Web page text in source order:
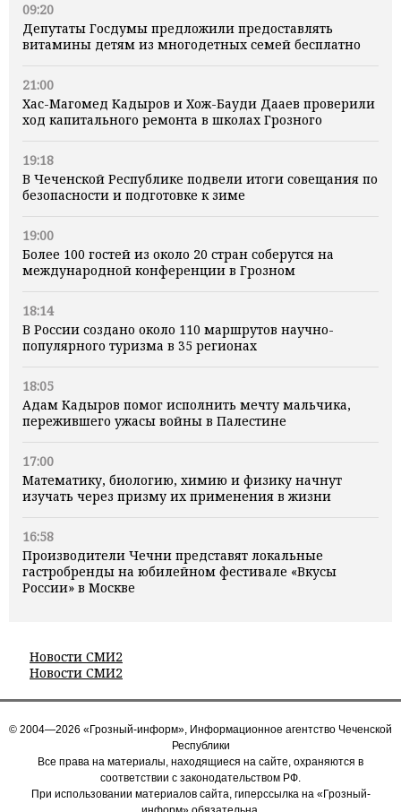
09:20
Депутаты Госдумы предложили предоставлять
витамины детям из многодетных семей бесплатно
21:00
Хас-Магомед Кадыров и Хож-Бауди Дааев проверили
ход капитального ремонта в школах Грозного
19:18
В Чеченской Республике подвели итоги совещания по
безопасности и подготовке к зиме
19:00
Более 100 гостей из около 20 стран соберутся на
международной конференции в Грозном
18:14
В России создано около 110 маршрутов научно-
популярного туризма в 35 регионах
18:05
Адам Кадыров помог исполнить мечту мальчика,
пережившего ужасы войны в Палестине
17:00
Математику, биологию, химию и физику начнут
изучать через призму их применения в жизни
16:58
Производители Чечни представят локальные
гастробренды на юбилейном фестивале «Вкусы
России» в Москве
Новости СМИ2
Новости СМИ2
© 2004—2026 «Грозный-информ», Информационное агентство Чеченской
Республики
Все права на материалы, находящиеся на сайте, охраняются в
соответствии с законодательством РФ.
При использовании материалов сайта, гиперссылка на «Грозный-